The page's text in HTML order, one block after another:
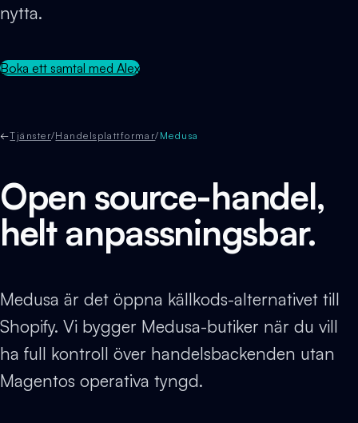
nytta.
Boka ett samtal med Alex
←Tjänster/Handelsplattformar/ Medusa
Open source-handel,
helt anpassningsbar.
Medusa är det öppna källkods-alternativet till
Shopify. Vi bygger Medusa-butiker när du vill
ha full kontroll över handelsbackenden utan
Magentos operativa tyngd.